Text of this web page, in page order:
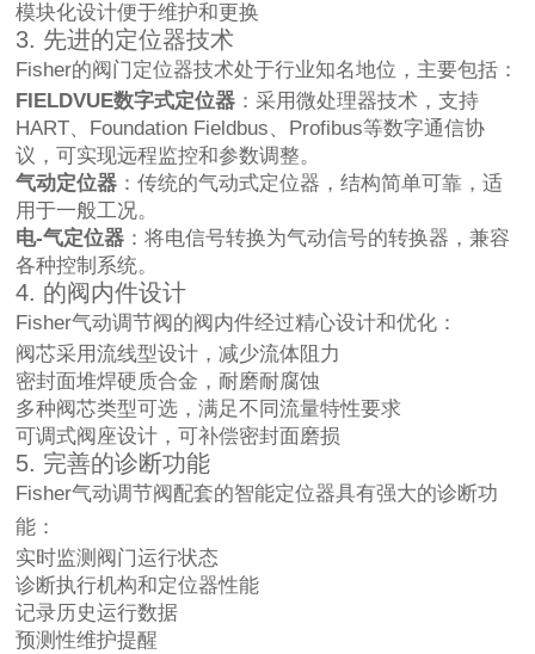
模块化设计便于维护和更换
3. 先进的定位器技术
Fisher的阀门定位器技术处于行业知名地位，主要包括：
FIELDVUE数字式定位器 ：采用微处理器技术，支持
HART、Foundation Fieldbus、Profibus等数字通信协
议，可实现远程监控和参数调整。
气动定位器 ：传统的气动式定位器，结构简单可靠，适
用于一般工况。
电-气定位器 ：将电信号转换为气动信号的转换器，兼容
各种控制系统。
4. 的阀内件设计
Fisher气动调节阀的阀内件经过精心设计和优化：
阀芯采用流线型设计，减少流体阻力
密封面堆焊硬质合金，耐磨耐腐蚀
多种阀芯类型可选，满足不同流量特性要求
可调式阀座设计，可补偿密封面磨损
5. 完善的诊断功能
Fisher气动调节阀配套的智能定位器具有强大的诊断功
能：
实时监测阀门运行状态
诊断执行机构和定位器性能
记录历史运行数据
预测性维护提醒